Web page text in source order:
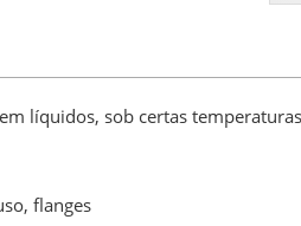
líquidos, sob certas
flanges